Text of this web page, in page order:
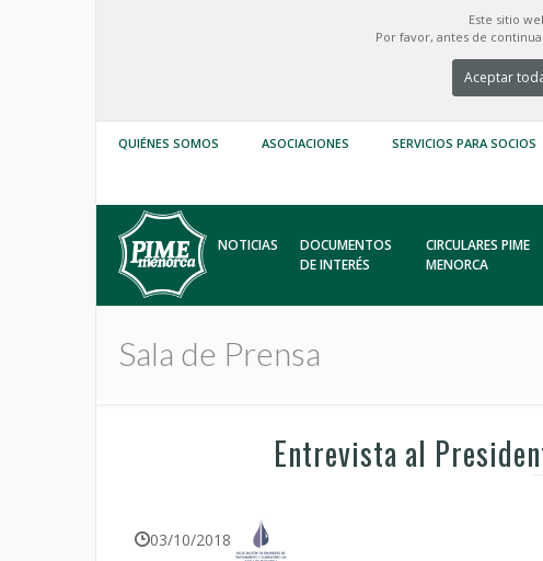
Este sitio
Por favor, antes de
Aceptar
QUIÉNES SOMOS ASOCIACIONES SERVICIOS PARA SOCIOS
NOTICIAS
DOCUMENTOS
DE INTERÉS
CIRCULARES PIME
MENORCA
Sala de Prensa
Entrevista al
03/10/2018